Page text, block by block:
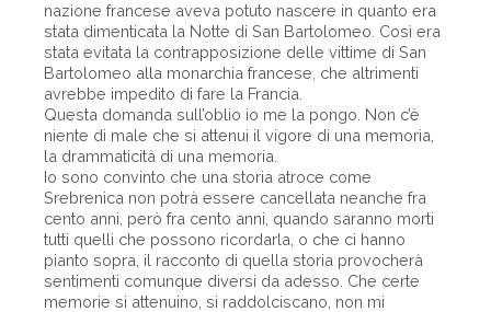
nazione francese aveva potuto nascere in quanto era
stata dimenticata la Notte di San Bartolomeo. Così era
stata evitata la contrapposizione delle vittime di San
Bartolomeo alla monarchia francese, che altrimenti
avrebbe impedito di fare la Francia.
Questa domanda sull’oblio io me la pongo. Non c’è
niente di male che si attenui il vigore di una memoria,
la drammaticità di una memoria.
Io sono convinto che una storia atroce come
Srebrenica non potrà essere cancellata neanche fra
cento anni, però fra cento anni, quando saranno morti
tutti quelli che possono ricordarla, o che ci hanno
pianto sopra, il racconto di quella storia provocherà
sentimenti comunque diversi da adesso. Che certe
memorie si attenuino, si raddolciscano, non mi